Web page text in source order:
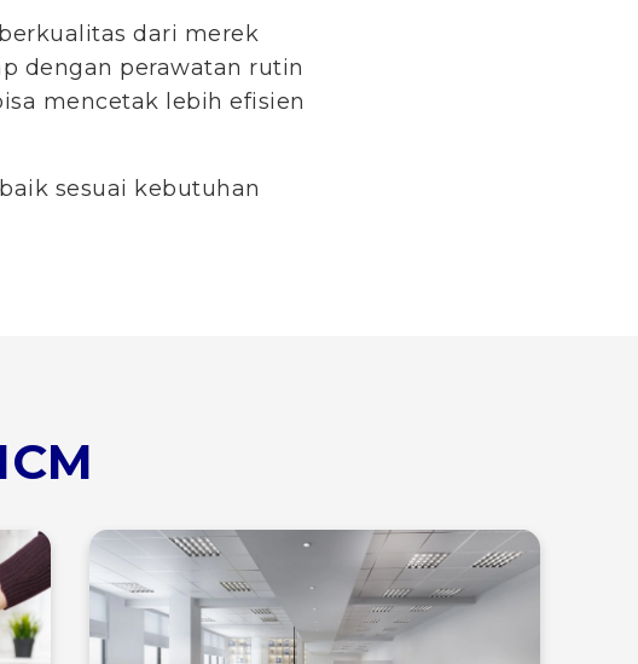
dari merek
dengan perawatan rutin
mencetak lebih efisien
sesuai kebutuhan